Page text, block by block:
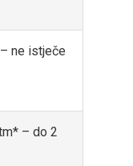
ne istječe
– do 2